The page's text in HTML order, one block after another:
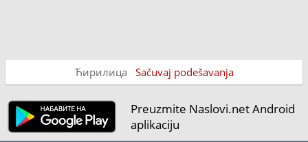
Ћирилица Sačuvaj podešavanja
Preuzmite Naslovi.net Android
aplikaciju